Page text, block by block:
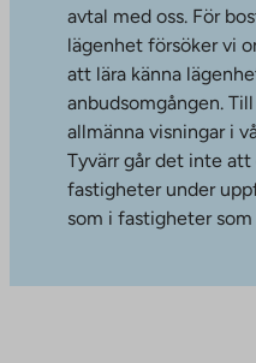
avtal med oss. För
lägenhet försöker vi
att lära känna
anbudsomgången.
allmänna visningar i
Tyvärr går det inte att
fastigheter under
som i fastigheter